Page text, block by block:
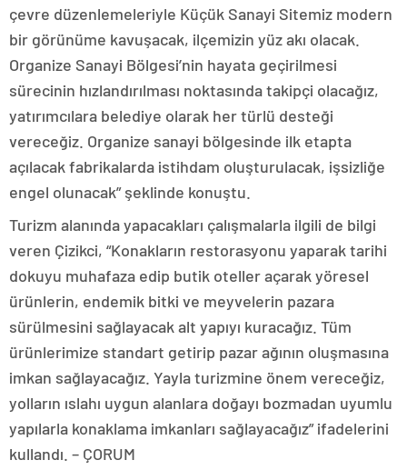
çevre düzenlemeleriyle Küçük Sanayi Sitemiz modern
bir görünüme kavuşacak, ilçemizin yüz akı olacak.
Organize Sanayi Bölgesi’nin hayata geçirilmesi
sürecinin hızlandırılması noktasında takipçi olacağız,
yatırımcılara belediye olarak her türlü desteği
vereceğiz. Organize sanayi bölgesinde ilk etapta
açılacak fabrikalarda istihdam oluşturulacak, işsizliğe
engel olunacak” şeklinde konuştu.
Turizm alanında yapacakları çalışmalarla ilgili de bilgi
veren Çizikci, “Konakların restorasyonu yaparak tarihi
dokuyu muhafaza edip butik oteller açarak yöresel
ürünlerin, endemik bitki ve meyvelerin pazara
sürülmesini sağlayacak alt yapıyı kuracağız. Tüm
ürünlerimize standart getirip pazar ağının oluşmasına
imkan sağlayacağız. Yayla turizmine önem vereceğiz,
yolların ıslahı uygun alanlara doğayı bozmadan uyumlu
yapılarla konaklama imkanları sağlayacağız” ifadelerini
kullandı. – ÇORUM